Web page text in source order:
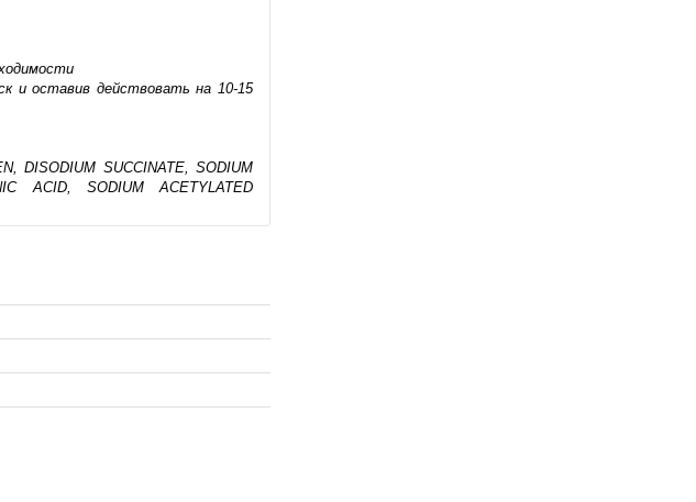
и оставив действовать на 10-15
DISODIUM SUCCINATE, SODIUM
ACID, SODIUM ACETYLATED